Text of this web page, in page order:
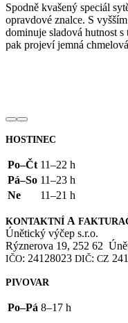
Spodně kvašený speciál
opravdové znalce. S
dominuje sladová hutnost
pak projeví jemná
HOSTINEC
Po–Čt 11–22 h
Pá–So 11–23 h
Ne
11–21 h
KONTAKTNÍ A
Únětický výčep s.r.o.
Rýznerova 19, 252 62
IČO: 24128023 DIČ: CZ
PIVOVAR
Po–Pá 8–17 h